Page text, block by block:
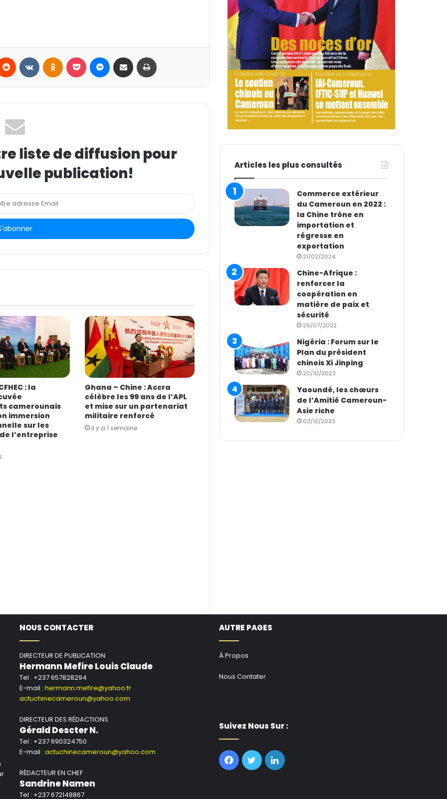
liste de diffusion pour
publication!
: la
camerounais
immersion
sur les
l’entreprise
Ghana – Chine : Accra
célèbre les 99 ans de l’APL
et mise sur un partenariat
militaire renforcé
il y a 1 semaine
Articles les plus consultés
Commerce extérieur
du Cameroun en 2022 :
la Chine trône en
importation et
régresse en
exportation
21/02/2024
Chine-Afrique :
renforcer la
coopération en
matière de paix et
sécurité
26/07/2022
Nigéria : Forum sur le
Plan du président
chinois Xi Jinping
20/10/2023
Yaoundé, les chœurs
de l’Amitié Cameroun-
Asie riche
03/12/2023
NOUS CONTACTER
DIRECTEUR DE PUBLICATION
Hermann Mefire Louis Claude
Tel : +237 657828294
E-mail : hermann.mefire@yahoo.fr
actuchinecameroun@yahoo.com
DIRECTEUR DES RÉDACTIONS
Gérald Descter N.
Tel : +237 690324750
E-mail : actuchinecameroun@yahoo.com
RÉDACTEUR EN CHEF
Sandrine Namen
Tel : +237 672148867
AUTRE PAGES
À Propos
Nous Contater
Suivez Nous Sur :
Facebook
TwitterLinkedin